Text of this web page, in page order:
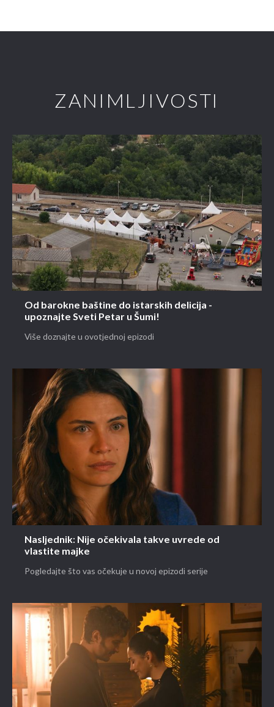
ZANIMLJIVOSTI
Od barokne baštine do istarskih delicija -
upoznajte Sveti Petar u Šumi!
Više doznajte u ovotjednoj epizodi
Nasljednik: Nije očekivala takve uvrede od
vlastite majke
Pogledajte što vas očekuje u novoj epizodi serije